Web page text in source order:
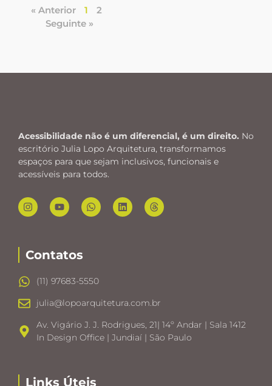
« Anterior 1
2
Seguinte »
Acessibilidade não é um diferencial, é um direito. No
escritório Julia Lopo Arquitetura, transformamos
espaços para que sejam inclusivos, funcionais e
acessíveis para todos.
Contatos
(11) 97683-5550
julia@lopoarquitetura.com.br
Av. Vigário J. J. Rodrigues, 21| 14º Andar | Sala 1412
In Design Office | Jundiaí | São Paulo
Links Úteis